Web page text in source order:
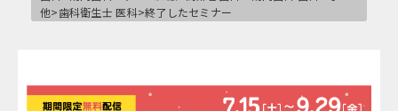
他>歯科衛生士 医科>終了したセミナー